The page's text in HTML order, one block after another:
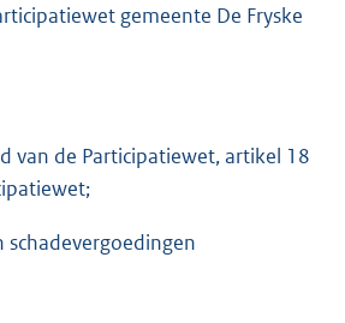
gemeente De Fryske
van de Participatiewet, artikel 18